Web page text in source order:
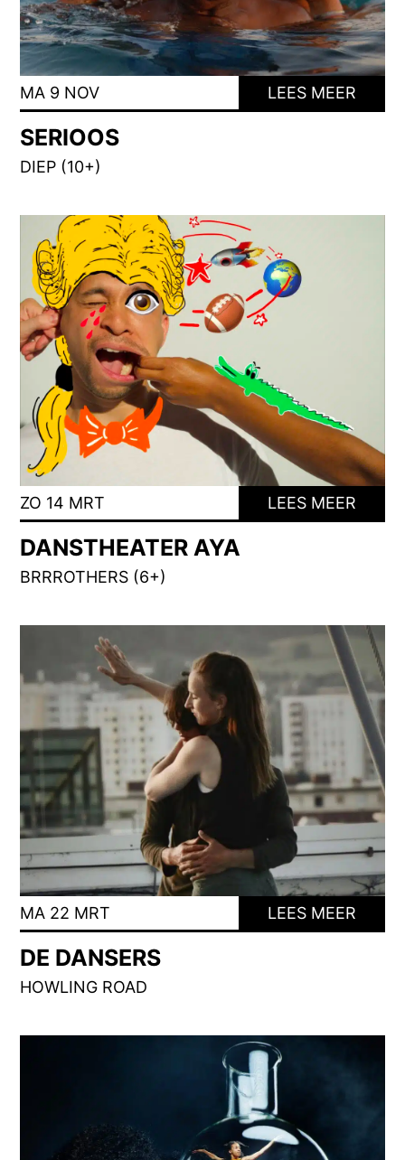
MA 9 NOV LEES MEER
SERIOOS
DIEP (10+)
ZO 14 MRT LEES MEER
DANSTHEATER AYA
BRRROTHERS (6+)
MA 22 MRT LEES MEER
DE DANSERS
HOWLING ROAD